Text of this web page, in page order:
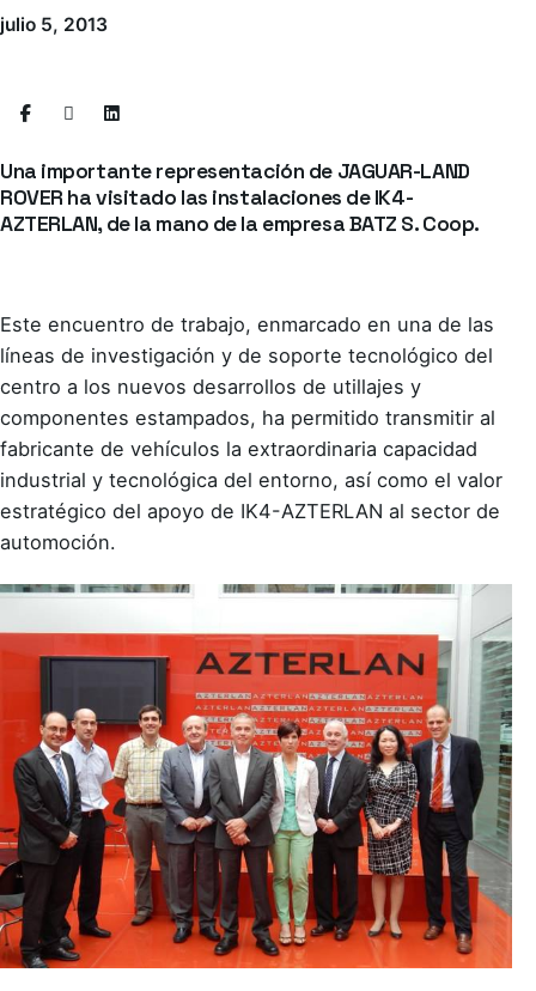
julio 5, 2013
Una importante representación de JAGUAR-LAND
ROVER ha visitado las instalaciones de IK4-
AZTERLAN, de la mano de la empresa BATZ S. Coop.
Este encuentro de trabajo, enmarcado en una de las
líneas de investigación y de soporte tecnológico del
centro a los nuevos desarrollos de utillajes y
componentes estampados, ha permitido transmitir al
fabricante de vehículos la extraordinaria capacidad
industrial y tecnológica del entorno, así como el valor
estratégico del apoyo de IK4-AZTERLAN al sector de
automoción.